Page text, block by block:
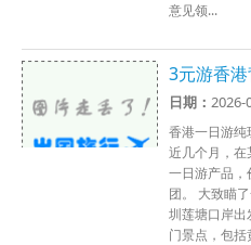
意见领...
3元游香
日期：2026-
香港一日游纯
近几个月，
一日游产品
团。 大致瞄
圳莲塘口岸
门景点，包